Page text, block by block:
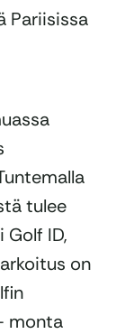
Pariisissa
tulee
Golf ID,
on
monta